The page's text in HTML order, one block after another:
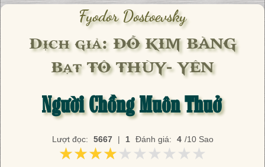
Fyodor Dostoevsky
Dịch giả: ĐỖ KIM BÀNG
Bạt TÔ THÙY- YÊN
Người Chồng Muôn Thuở
Lượt đọc: 5667 | 1 Đánh giá: 4 /10 Sao
★★★★★★★★★★
★★★★★★★★★★